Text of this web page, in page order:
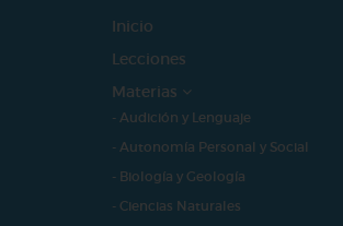
Inicio
Lecciones
Materias
- Audición y Lenguaje
- Autonomía Personal y Social
- Biología y Geología
- Ciencias Naturales